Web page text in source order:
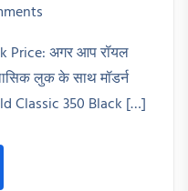
Price: अगर आप रॉयल
लुक के साथ मॉडर्न
Classic 350 Black […]